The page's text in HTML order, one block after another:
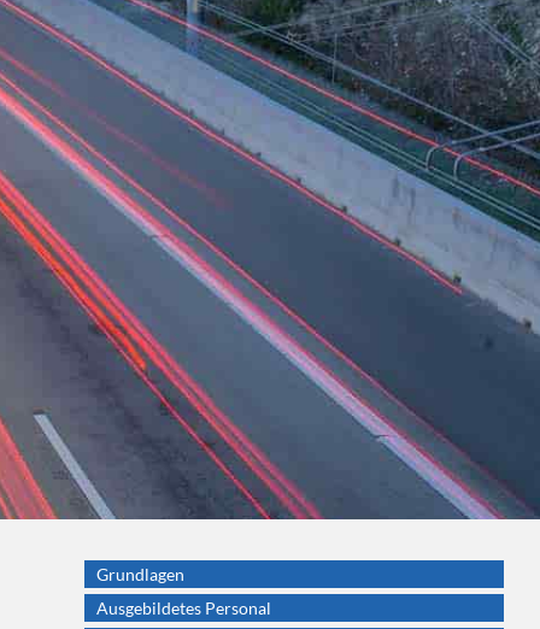
Grundlagen
Ausgebildetes Personal